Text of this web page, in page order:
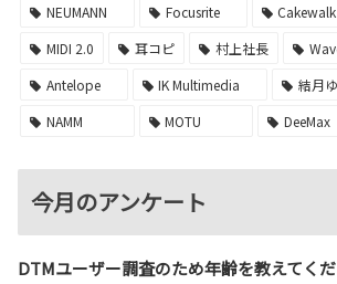
NEUMANN
Focusrite Cakewalk
MIDI 2.0
耳コピ 村上社長
Antelope
IK Multimedia 結月
NAMM
MOTU DeeMax
今月のアンケート
DTMユーザー調査のため年齢を教えてく